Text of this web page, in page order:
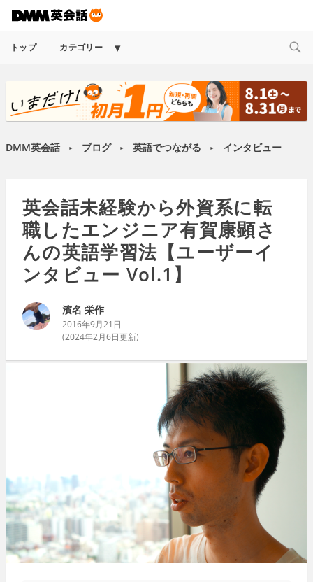
トップ カテゴリー
Expand
menu
DMM英会話 ► ブログ ► 英語でつながる ► インタビュー
英会話未経験から外資系に転
職したエンジニア有賀康顕さ
んの英語学習法【ユーザーイ
ンタビュー Vol.1】
濱名 栄作
2016年9月21日
(2024年2月6日更新)